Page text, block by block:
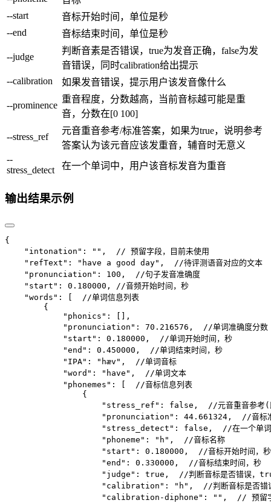
--start
音标开始时间，单位是秒
--end
音标结束时间，单位是秒
--judge
判断音素是否错误，true为发音正确，false为发
音错误，同时calibration给出提示
--calibration
如果发音错误，提示用户该发音像什么
--prominence
重音程度，分数越高，当前音标越可能是重
音，分数在[0 100]
--stress_ref
元音重音参考/标准答案，如果为true，说明参考
答案认为该元音应该发重音，辅音时无意义
--
stress_detect
在一个单词中，用户该音标发音为重音
输出结果示例
{
    "intonation": "",
  // 预留字段，目前未使用
    "refText": "have a good day",
  //待评测语音对应的文本
    "pronunciation": 100,
  //句子发音准确度
    "start": 0.180000,
//音频开始时间，秒
    "words": [
  //单词信息列表
        {
            "phonics": [],
            "pronunciation": 70.216576,
  //单词准确度分数
            "start": 0.180000,
  //单词开始时间，秒
            "end": 0.450000,
  //单词结束时间，秒
            "IPA": "hæv",
  //单词音标
            "word": "have",
  //单词文本
            "phonemes": [
  //音标信息列表
                {
                    "stress_ref": false,
//元音重音参考(
                    "pronunciation": 44.661324,
//音标
                    "stress_detect": false,
//在一个单
                    "phoneme": "h",
  //音标名称
                    "start": 0.180000,
  //音标开始时间，秒
                    "end": 0.330000,
  //音标结束时间，秒
                    "judge": true,
//判断音标是否错误，
                    "calibration": "h",
//判断音标是否
                    "calibration-diphone": "",
// 预留